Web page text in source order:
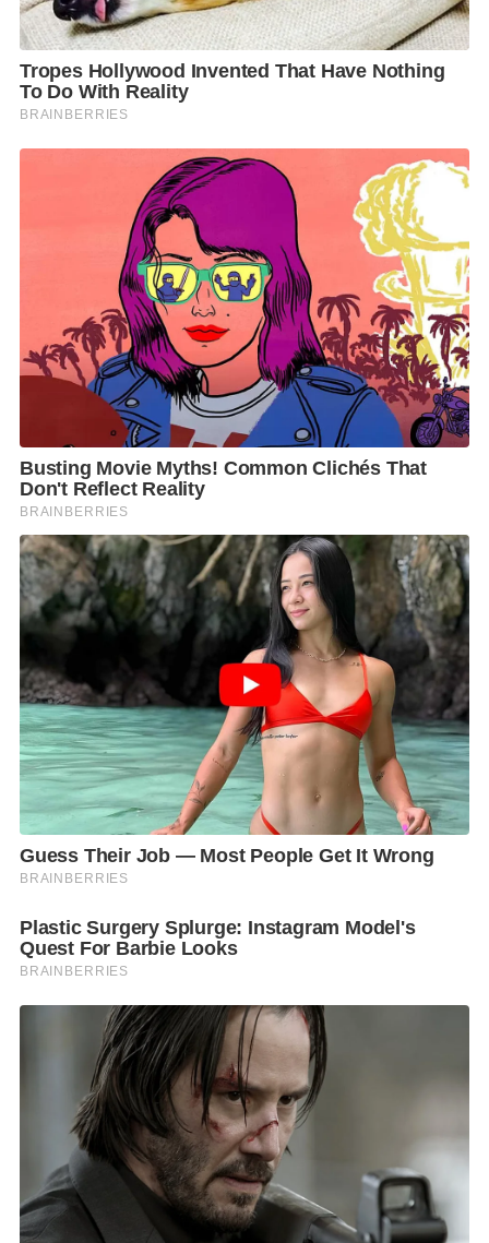
ตนขอ ชื่นชมรัฐบาลที่ได้เตรียมความพร้อมทุกด้านในการ
จัดการประชุมเอเปกเป็นอย่างดียิ่ง ภายใต้แนวคิด
“OPEN. CONNECT. BALANCE.”
CONNECT คือ การเชื่อมโยงกันอย่างไร้รอยต่อและผลัก
ดันให้นักธุรกิจตัวเล็กได้มีโอกาสมากขึ้น
และ BALANCE คือ การส่งเสริมให้มีการใช้โมเดล BCG
Economy ที่เป็นจุดแข็งของไทย ในการปรับใช้เทคโนโลยี
เพิ่มมูลค่าทางการเกษตรและคำนึงถึงสิ่งแวดล้อมนำทาง
ไปสู่ความยั่งยืนในอนาคต
ซึ่งการเป็นเจ้าภาพของไทยในปี 2022 นี้ เปิดโอกาสให้
ไทยได้มีส่วนร่วมกำหนดทิศทาง ขับเคลื่อนเป้าหมายหลัก
ของเอเปก คือ การสร้างความร่วมมือทางเศรษฐกิจ การค้า
และการลงทุนของกลุ่มประเทศสมาชิก รวมถึงความร่วม
มือในด้านสังคมและพัฒนาด้านอื่น ๆ
อาทิ ด้านการเกษตร ประมง แรงงาน สาธารณสุข ที่เป็น
ประโยชน์ต่อทั้งไทยและต่อภูมิภาคเอเชียแปซิฟิกได้
อย่างเต็มที่ ยังเป็นโอกาสประชาสัมพันธ์ภาพลักษณ์ของ
ประเทศไทย
โดยเฉพาะอย่าง Soft Power ทั้งอาหาร วัฒนธรรม รวมทั้ง
ศักยภาพด้านการเป็นศูนย์กลางด้านการค้า การลงทุน
สาธารณสุข เป็นต้น มั่นใจว่า ประเทศไทยและคนไทยจะ
ได้รับผลประโยชน์จากการประชุมเอเปกไนไทยอย่าง
แน่นอน
“การประชุมเอเปกที่จะเริ่มต้นตั้งแต่ วันที่ 14-18 พ.ย. นี้
ซึ่งรัฐบาลได้มีมาตรการรักษาความปลอดภัยตลอดเส้น
ทางและสถานที่ รวมถึงความเรียบร้อยใน
กรุงเทพมหานคร
โดยเฉพาะพื้นที่โดยรอบศูนย์การประชุมแห่งชาติสิริกิติ์
ซึ่งถือเป็นสถานที่จัดการประชุมและเป็นพื้นที่ปิด ซึ่งจะมี
การบังคับใช้กฎหมายเข้มงวด รวมทั้งการห้ามการชุมนุม
ทั้งนี้ การรวมตัวหรือการแสดงออกใดๆ ตามสิทธิขั้นพื้น